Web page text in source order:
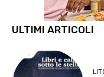
ULTIMI ARTICOLI